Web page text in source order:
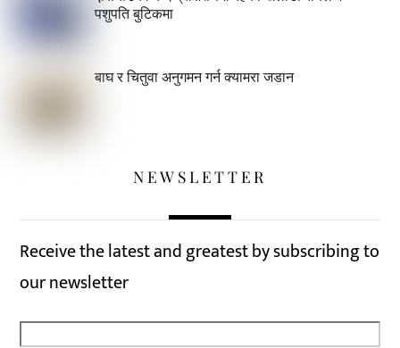
पशुपति बुटिकमा
बाघ र चितुवा अनुगमन गर्न क्यामरा जडान
NEWSLETTER
Receive the latest and greatest by subscribing to
our newsletter